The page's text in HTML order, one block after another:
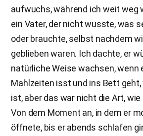
aufwuchs, während ich weit weg
ein Vater, der nicht wusste, was
oder brauchte, selbst nachdem
geblieben waren. Ich dachte, er
natürliche Weise wachsen, wenn
Mahlzeiten isst und ins Bett geht,
ist, aber das war nicht die Art,
Von dem Moment an, in dem er
öffnete, bis er abends schlafen